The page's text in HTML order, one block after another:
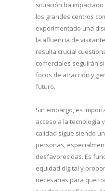
situación ha
los grandes centros
experimentado una
la afluencia de
resulta crucial
comerciales seguirán
focos de atracción y
futuro.
Sin embargo, es
acceso a la tecnología
calidad sigue siendo
personas,
desfavorecidas. Es
equidad digital y
necesarias para que